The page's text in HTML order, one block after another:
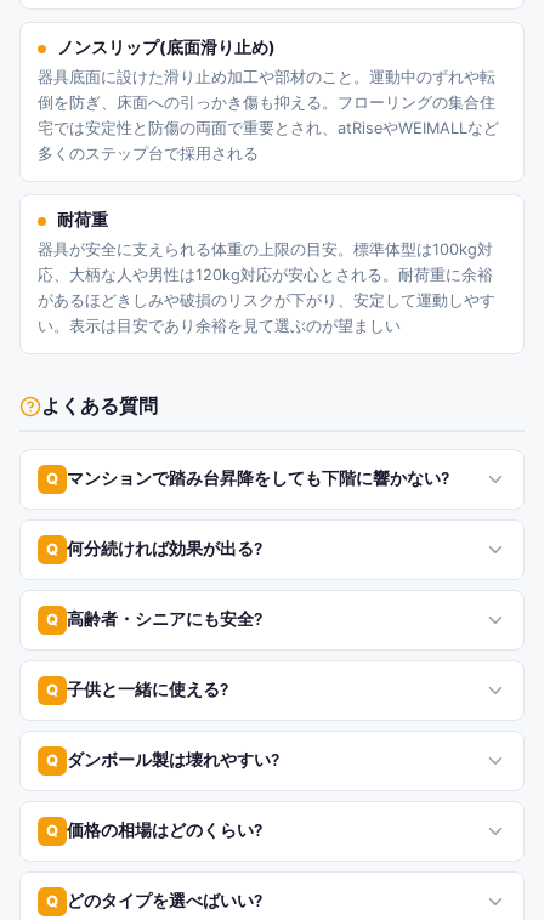
ノンスリップ(底面滑り止め)
器具底面に設けた滑り止め加工や部材のこと。運動中のずれや転
倒を防ぎ、床面への引っかき傷も抑える。フローリングの集合住
宅では安定性と防傷の両面で重要とされ、atRiseやWEIMALLなど
多くのステップ台で採用される
耐荷重
器具が安全に支えられる体重の上限の目安。標準体型は100kg対
応、大柄な人や男性は120kg対応が安心とされる。耐荷重に余裕
があるほどきしみや破損のリスクが下がり、安定して運動しやす
い。表示は目安であり余裕を見て選ぶのが望ましい
よくある質問
Q マンションで踏み台昇降をしても下階に響かない?
Q 何分続ければ効果が出る?
Q 高齢者・シニアにも安全?
Q 子供と一緒に使える?
Q ダンボール製は壊れやすい?
Q 価格の相場はどのくらい?
Q どのタイプを選べばいい?